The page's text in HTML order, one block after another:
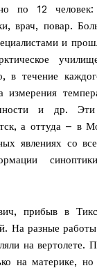
по 12 человек:
врач, повар.
и
в течение
измерения
и др.
а оттуда – в
явлениях со
прибыв в
На разные
на вертолете.
на материке,